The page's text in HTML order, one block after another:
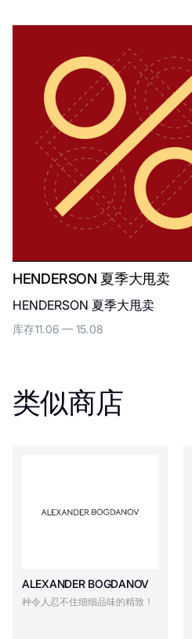
HENDERSON 夏季大甩卖
HENDERSON 夏季大甩卖
库存11.06 — 15.08
类似商店
ALEXANDER BOGDANOV
种令人忍不住细细品味的精致！